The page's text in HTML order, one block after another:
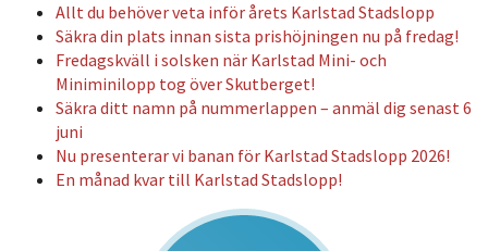
Allt du behöver veta inför årets Karlstad Stadslopp
Säkra din plats innan sista prishöjningen nu på fredag!
Fredagskväll i solsken när Karlstad Mini- och
Miniminilopp tog över Skutberget!
Säkra ditt namn på nummerlappen – anmäl dig senast 6
juni
Nu presenterar vi banan för Karlstad Stadslopp 2026!
En månad kvar till Karlstad Stadslopp!